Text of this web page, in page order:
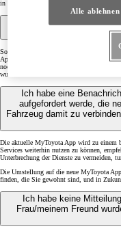
in der App.
Ich verwende die neue
Sobald ein Fahrzeug zum Konto
App für dasselbe Fahrzeug zu verwenden.
noch möglich, die alte App für Modelle zu
wurden.
Ich habe eine
aufgefordert werde, die
Fahrzeug damit zu
Die aktuelle MyToyota App wird zu einem
Services weiterhin nutzen zu können,
Unterbrechung der Dienste zu vermeiden,
Die Umstellung auf die neue MyToyota
finden, die Sie gewohnt sind, und in
Ich habe keine
Frau/meinem Freund
Alle ablehnen